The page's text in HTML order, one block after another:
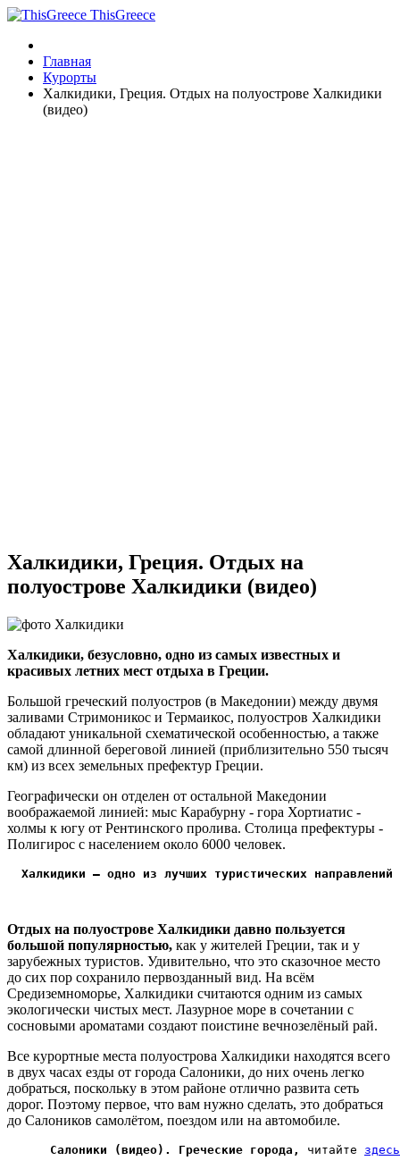
ThisGreece
Главная
Курорты
Халкидики, Греция. Отдых на полуострове Халкидики
(видео)
Халкидики, Греция. Отдых на
полуострове Халкидики (видео)
Халкидики, безусловно, одно из самых известных и
красивых летних мест отдыха в Греции.
Большой греческий полуостров (в Македонии) между двумя
заливами Стримоникос и Термаикос, полуостров Халкидики
обладают уникальной схематической особенностью, а также
самой длинной береговой линией (приблизительно 550 тысяч
км) из всех земельных префектур Греции.
Географически он отделен от остальной Македонии
воображаемой линией: мыс Карабурну - гора Хортиатис -
холмы к югу от Рентинского пролива. Столица префектуры -
Полигирос с населением около 6000 человек.
Халкидики – одно из лучших туристических направлений
Отдых на полуострове Халкидики давно пользуется
большой популярностью, как у жителей Греции, так и у
зарубежных туристов. Удивительно, что это сказочное место
до сих пор сохранило первозданный вид. На всём
Средиземноморье, Халкидики считаются одним из самых
экологически чистых мест. Лазурное море в сочетании с
сосновыми ароматами создают поистине вечнозелёный рай.
Все курортные места полуострова Халкидики находятся всего
в двух часах езды от города Салоники, до них очень легко
добраться, поскольку в этом районе отлично развита сеть
дорог. Поэтому первое, что вам нужно сделать, это добраться
до Салоников самолётом, поездом или на автомобиле.
Салоники (видео). Греческие города, читайте здесь